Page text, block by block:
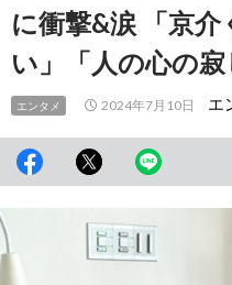
に衝撃&涙 「京
い」「人の心の寂
エンタメ 2024年7月10日 エ